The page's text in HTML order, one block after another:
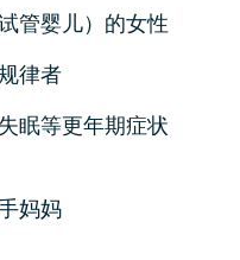
管婴儿）的女性
律者
眠等更年期症状
妈妈